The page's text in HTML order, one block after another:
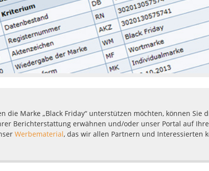
die Marke „Black Friday“ unterstützen möchten, können Sie
Berichterstattung erwähnen und/oder unser Portal auf
Werbematerial, das wir allen Partnern und Interessierten